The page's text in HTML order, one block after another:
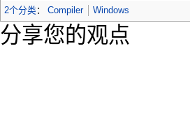
2个分类 ： Compiler Windows
分享您的观点